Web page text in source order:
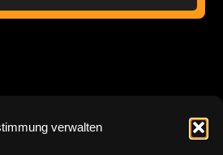
verwalten
INFORMATION